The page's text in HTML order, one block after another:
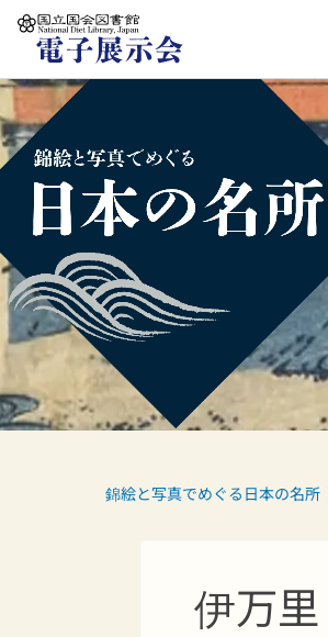
本文へ移動
錦絵と写真でめぐる日本の名所
伊万里